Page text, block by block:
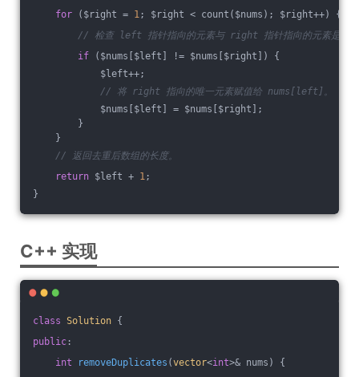
for ($right = 1; $right < count($nums); $right++) {
// 检查 left 指针指向的元素与 right 指针指向的元素是否
if ($nums[$left] != $nums[$right]) {
$left++;
// 将 right 指向的唯一元素赋值给 nums[left]。
$nums[$left] = $nums[$right];
}
}
// 返回去重后数组的长度。
return $left + 1;
}
C++ 实现
class Solution {
public :
int
removeDuplicates (vector<int>& nums)
{